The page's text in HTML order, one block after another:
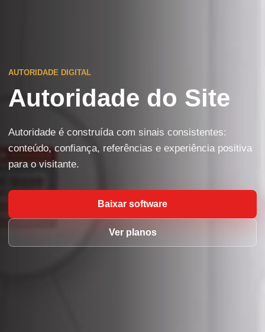
AUTORIDADE DIGITAL
Autoridade do Site
Autoridade é construída com sinais consistentes:
conteúdo, confiança, referências e experiência positiva
para o visitante.
Baixar software
Ver planos